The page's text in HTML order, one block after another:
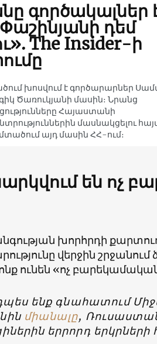
գործակալներ
դեմ
The Insider-ի
խոսվում է գործարարներ
Ծառուկյանի մասին։ Նրանց
Հայաստանի
մասնակցելու
մտածում այդ մասին ՀՀ-ում։
են ոչ
խորհրդի
վերջին շրջանում
ունեն «ոչ բարեկամական
ենք գնահատում
միանալը,
երրորդ երկրների